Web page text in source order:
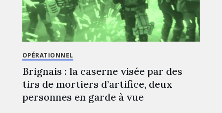
OPÉRATIONNEL
Brignais : la caserne visée par des
tirs de mortiers d’artifice, deux
personnes en garde à vue